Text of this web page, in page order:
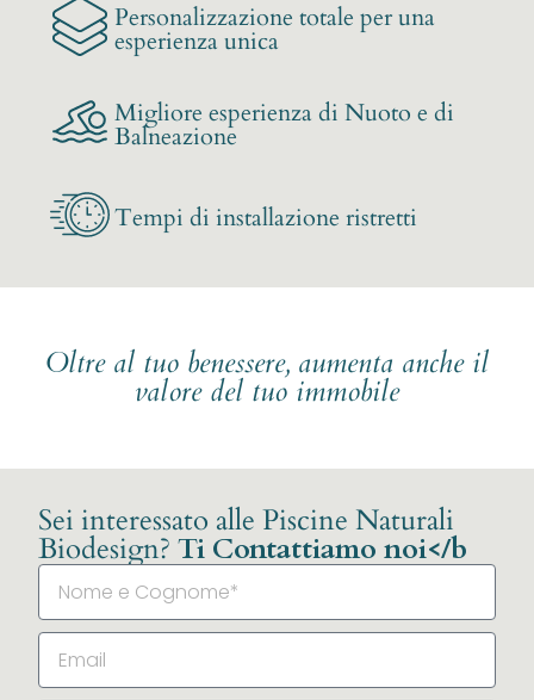
Personalizzazione totale per una
esperienza unica
Migliore esperienza di Nuoto e di
Balneazione
Tempi di installazione ristretti
Oltre al tuo benessere, aumenta anche il
valore del tuo immobile
Sei interessato alle Piscine Naturali
Biodesign? Ti Contattiamo noi</b